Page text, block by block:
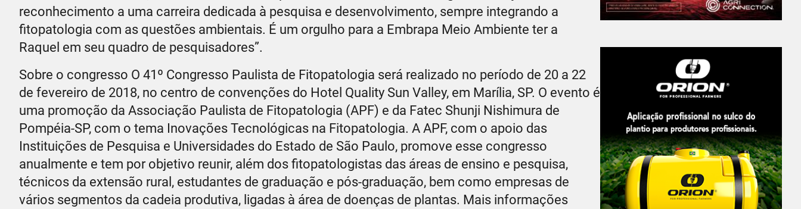
reconhecimento a uma carreira dedicada à pesquisa e desenvolvimento, sempre integrando a
fitopatologia com as questões ambientais. É um orgulho para a Embrapa Meio Ambiente ter a
Raquel em seu quadro de pesquisadores”.
Sobre o congresso O 41º Congresso Paulista de Fitopatologia será realizado no período de 20 a 22
de fevereiro de 2018, no centro de convenções do Hotel Quality Sun Valley, em Marília, SP. O evento é
uma promoção da Associação Paulista de Fitopatologia (APF) e da Fatec Shunji Nishimura de
Pompéia-SP, com o tema Inovações Tecnológicas na Fitopatologia. A APF, com o apoio das
Instituições de Pesquisa e Universidades do Estado de São Paulo, promove esse congresso
anualmente e tem por objetivo reunir, além dos fitopatologistas das áreas de ensino e pesquisa,
técnicos da extensão rural, estudantes de graduação e pós-graduação, bem como empresas de
vários segmentos da cadeia produtiva, ligadas à área de doenças de plantas. Mais informações